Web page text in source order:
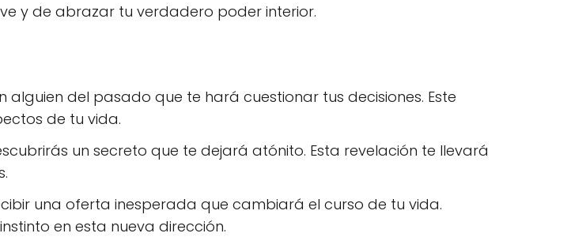
y de abrazar tu verdadero poder interior.
alguien del pasado que te hará cuestionar tus decisiones. Este
de tu vida.
un secreto que te dejará atónito. Esta revelación te llevará
una oferta inesperada que cambiará el curso de tu vida.
en esta nueva dirección.